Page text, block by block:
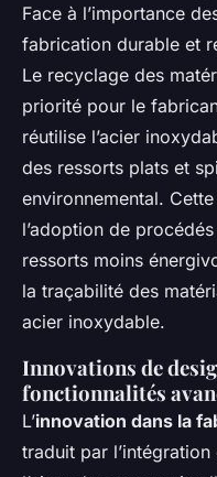
Face à l’importance
fabrication durable et
Le recyclage des
priorité pour le
réutilise l’acier
des ressorts plats et
environnemental.
l’adoption de
ressorts moins
la traçabilité des
acier inoxydable.
Innovations de
fonctionnalités
L’innovation dans la
traduit par